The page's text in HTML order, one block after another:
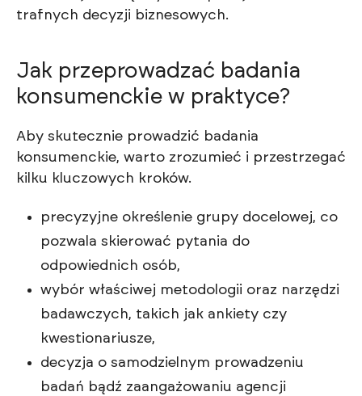
trafnych decyzji biznesowych.
Jak przeprowadzać badania
konsumenckie w praktyce?
Aby skutecznie prowadzić badania
konsumenckie, warto zrozumieć i przestrzegać
kilku kluczowych kroków.
precyzyjne określenie grupy docelowej, co
pozwala skierować pytania do
odpowiednich osób,
wybór właściwej metodologii oraz narzędzi
badawczych, takich jak ankiety czy
kwestionariusze,
decyzja o samodzielnym prowadzeniu
badań bądź zaangażowaniu agencji